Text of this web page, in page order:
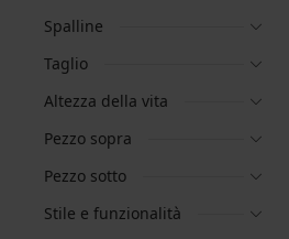
Spalline
Taglio
Altezza della vita
Pezzo sopra
Pezzo sotto
Stile e funzionalità